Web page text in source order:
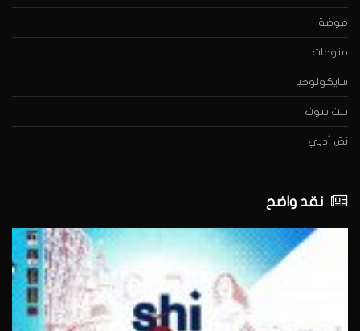
موضة
منوعات
سايكولوجيا
بيت بيوت
نصّ أدبي
نقد واضح